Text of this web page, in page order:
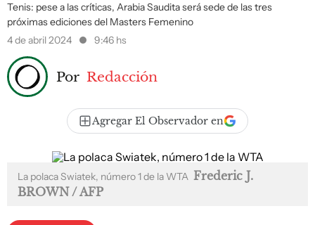
Tenis: pese a las críticas, Arabia Saudita será sede de las tres
próximas ediciones del Masters Femenino
4 de abril 2024
9:46 hs
Por Redacción
Agregar El Observador en
La polaca Swiatek, número 1 de la WTA Frederic J.
BROWN / AFP